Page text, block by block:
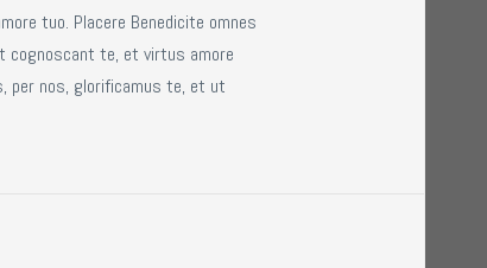
tuo. Placere Benedicite omnes
cognoscant te, et virtus amore
per nos, glorificamus te, et ut